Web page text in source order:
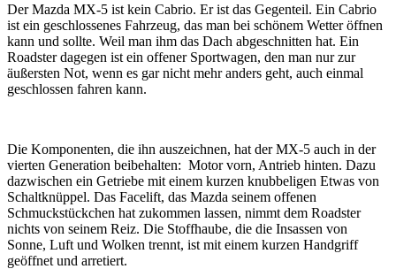
Der Mazda MX-5 ist kein Cabrio. Er ist das Gegenteil. Ein Cabrio
ist ein geschlossenes Fahrzeug, das man bei schönem Wetter öffnen
kann und sollte. Weil man ihm das Dach abgeschnitten hat. Ein
Roadster dagegen ist ein offener Sportwagen, den man nur zur
äußersten Not, wenn es gar nicht mehr anders geht, auch einmal
geschlossen fahren kann.
Die Komponenten, die ihn auszeichnen, hat der MX-5 auch in der
vierten Generation beibehalten: Motor vorn, Antrieb hinten. Dazu
dazwischen ein Getriebe mit einem kurzen knubbeligen Etwas von
Schaltknüppel. Das Facelift, das Mazda seinem offenen
Schmuckstückchen hat zukommen lassen, nimmt dem Roadster
nichts von seinem Reiz. Die Stoffhaube, die die Insassen von
Sonne, Luft und Wolken trennt, ist mit einem kurzen Handgriff
geöffnet und arretiert.